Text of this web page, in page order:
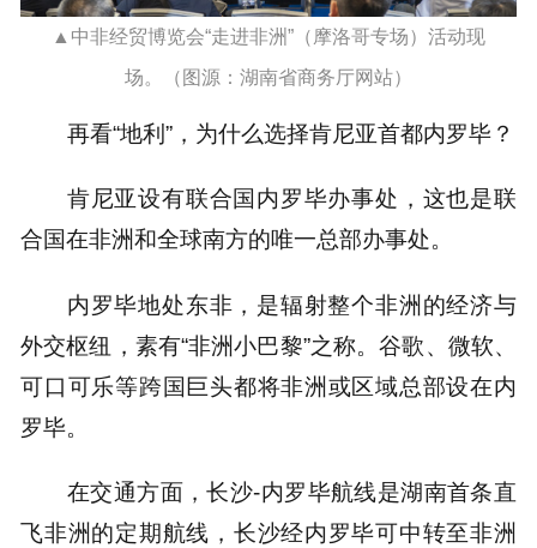
▲中非经贸博览会“走进非洲”（摩洛哥专场）活动现
场。（图源：湖南省商务厅网站）
再看“地利”，为什么选择肯尼亚首都内罗毕？
肯尼亚设有联合国内罗毕办事处，这也是联
合国在非洲和全球南方的唯一总部办事处。
内罗毕地处东非，是辐射整个非洲的经济与
外交枢纽，素有“非洲小巴黎”之称。谷歌、微软、
可口可乐等跨国巨头都将非洲或区域总部设在内
罗毕。
在交通方面，长沙-内罗毕航线是湖南首条直
飞非洲的定期航线，长沙经内罗毕可中转至非洲